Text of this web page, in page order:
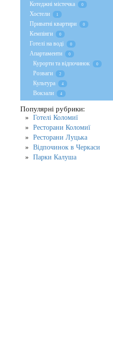
Котеджні містечка 0
Хостели 1
Приватні квартири 0
Кемпінги 0
Готелі на воді 0
Апартаменти 0
Курорти та відпочинок 0
Розваги 2
Культура 4
Вокзали 4
Популярні рубрики:
Готелі Коломиї
Ресторани Коломиї
Ресторани Луцька
Відпочинок в Черкаси
Парки Калуша